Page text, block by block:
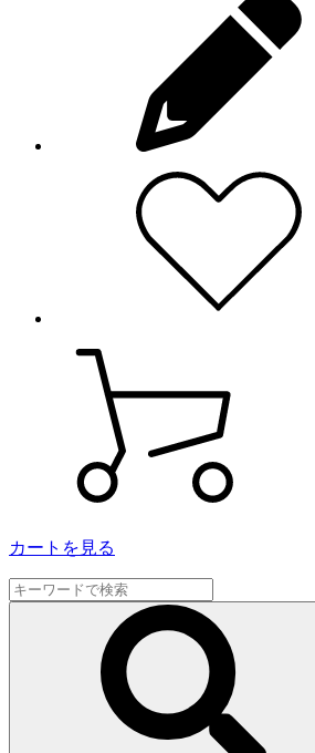
カートを見る